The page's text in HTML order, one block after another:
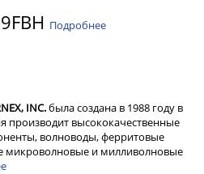
Подробнее
INC.была создана в 1988 году в
производит высококачественные
волноводы, ферритовые
микроволновые и милливолновые